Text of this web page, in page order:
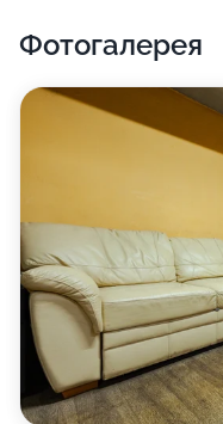
Фотогалерея